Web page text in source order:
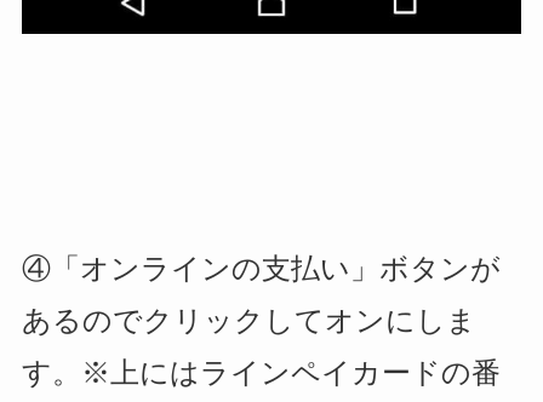
④「オンラインの支払い」ボタンが
あるのでクリックしてオンにしま
す。
※上にはラインペイカードの番